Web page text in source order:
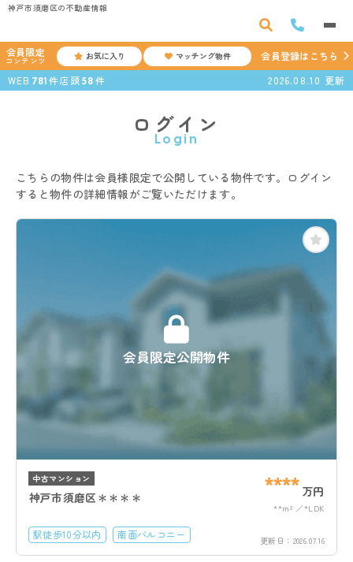
神戸市須磨区の不動産情報
会員限定
コンテンツ お気に入り マッチング物件
会員登録はこちら
WEB 781 件店頭58 件 2026.08.10 更新
ログイン
Login
こちらの物件は会員様限定で公開している物件です。ログイン
すると物件の詳細情報がご覧いただけます。
会員限定公開物件
中古マンション
神戸市須磨区＊＊＊＊ **** 万円
**m² *LDK
駅徒歩10分以内 南面バルコニー 更新日： 2026.07.16